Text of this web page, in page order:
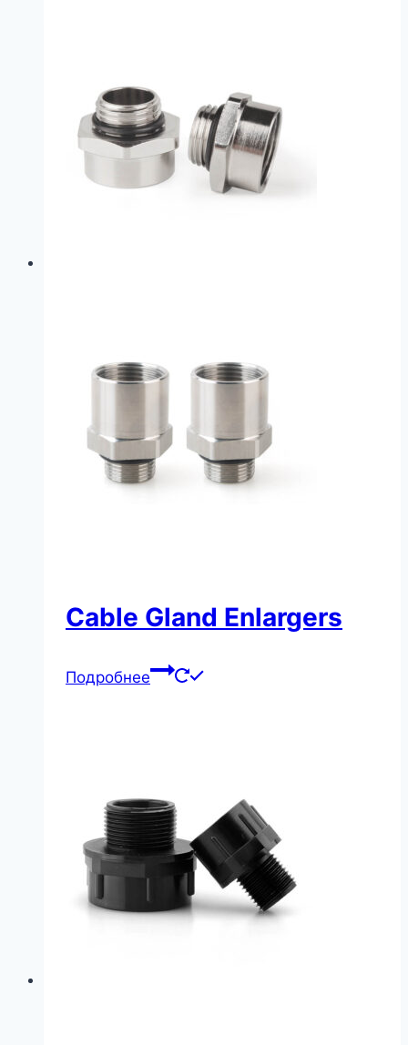
Cable Gland Enlargers
Подробнее